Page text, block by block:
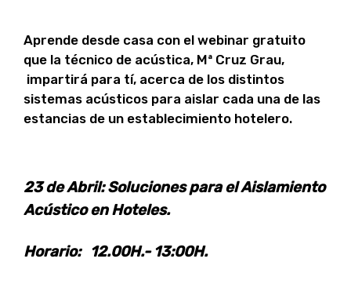
Aprende desde casa con el webinar gratuito
que la técnico de acústica, Mª Cruz Grau,
impartirá para tí, acerca de los distintos
sistemas acústicos para aislar cada una de las
estancias de un establecimiento hotelero.
23 de Abril: Soluciones para el Aislamiento
Acústico en Hoteles.
Horario: 12.00H.- 13:00H.